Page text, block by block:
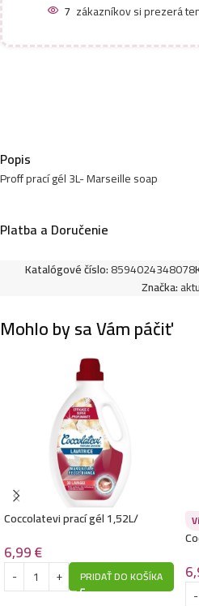
4,99€
4,99€
7 zákazníkov si prezerá
Popis
Proff prací gél 3L- Marseille soap
Platba a Doručenie
Katalógové číslo:8594024348078
Značka:
Mohlo by sa Vám páčiť
Coccolatevi prací gél 1,52L/
6,99€
PRIDAŤ DO KOŠÍKA